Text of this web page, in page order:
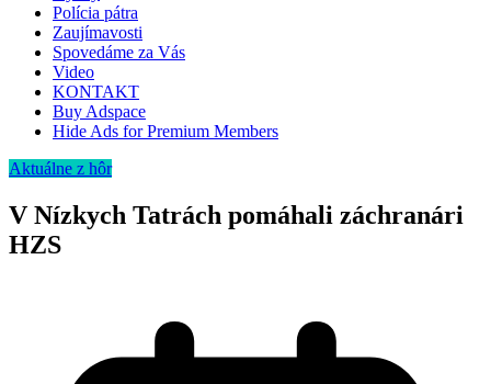
Polícia pátra
Zaujímavosti
Spovedáme za Vás
Video
KONTAKT
Buy Adspace
Hide Ads for Premium Members
Aktuálne z hôr
V Nízkych Tatrách pomáhali záchranári
HZS